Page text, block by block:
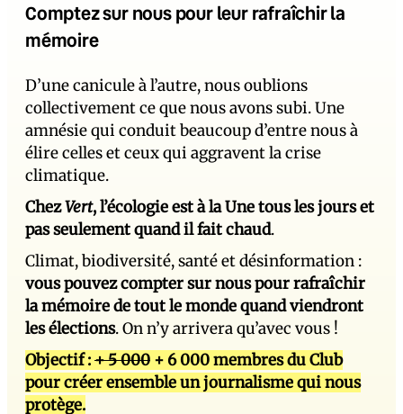
Comptez sur nous pour leur rafraîchir la
mémoire
D’une canicule à l’autre, nous oublions
collectivement ce que nous avons subi. Une
amnésie qui conduit beaucoup d’entre nous à
élire celles et ceux qui aggravent la crise
climatique.
ChezVert, l’écologie est à la Une tous les jours et
pas seulement quand il fait chaud.
Climat, biodiversité, santé et désinformation :
vous pouvez compter sur nous pour rafraîchir
la mémoire de tout le monde quand viendront
les élections. On n’y arrivera qu’avec vous !
Objectif :+ 5 000 + 6 000 membres du Club
pour créer ensemble un journalisme qui nous
protège.